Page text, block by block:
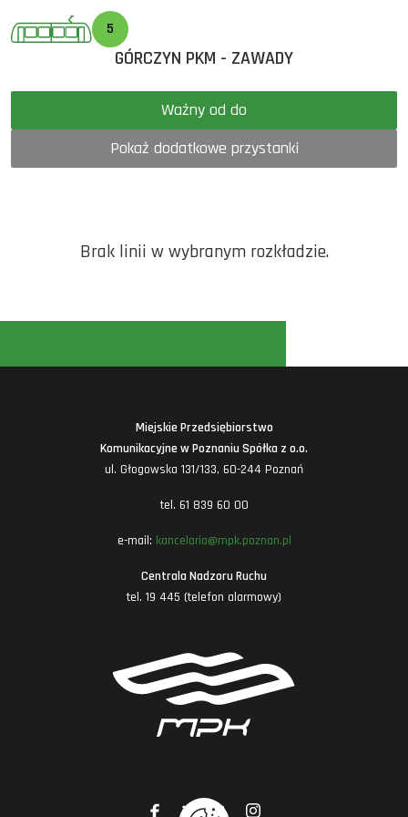
5
GÓRCZYN PKM - ZAWADY
Ważny od do
Pokaż dodatkowe przystanki
Brak linii w wybranym rozkładzie.
Miejskie Przedsiębiorstwo
Komunikacyjne w Poznaniu Spółka z o.o.
ul. Głogowska 131/133, 60-244 Poznań
tel. 61 839 60 00
e-mail: kancelaria@mpk.poznan.pl
Centrala Nadzoru Ruchu
tel. 19 445 (telefon alarmowy)